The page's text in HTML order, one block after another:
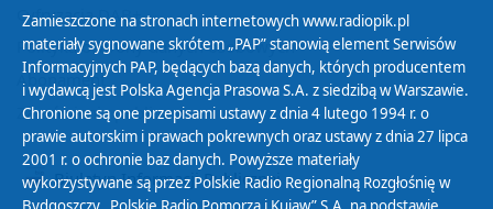
Cyfryzacja DAB+
Polityka ochrony danych osobowych
Abonament
Zamówienia publiczne
Biuletyn Informacji Publicznej
Zamieszczone na stronach internetowych www.radiopik.pl
materiały sygnowane skrótem „PAP” stanowią element Serwisów
Informacyjnych PAP, będących bazą danych, których producentem
i wydawcą jest Polska Agencja Prasowa S.A. z siedzibą w Warszawie.
Chronione są one przepisami ustawy z dnia 4 lutego 1994 r. o
prawie autorskim i prawach pokrewnych oraz ustawy z dnia 27 lipca
2001 r. o ochronie baz danych. Powyższe materiały
wykorzystywane są przez Polskie Radio Regionalną Rozgłośnię w